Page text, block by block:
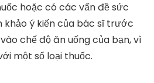
hoặc có các vấn đề sức
khảo ý kiến của bác sĩ trước
chế độ ăn uống của bạn, vì
một số loại thuốc.